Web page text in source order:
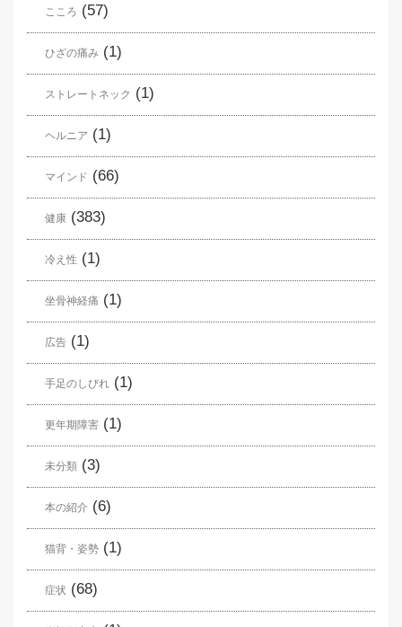
こころ (57)
ひざの痛み (1)
ストレートネック (1)
ヘルニア (1)
マインド (66)
健康 (383)
冷え性 (1)
坐骨神経痛 (1)
広告 (1)
手足のしびれ (1)
更年期障害 (1)
未分類 (3)
本の紹介 (6)
猫背・姿勢 (1)
症状 (68)